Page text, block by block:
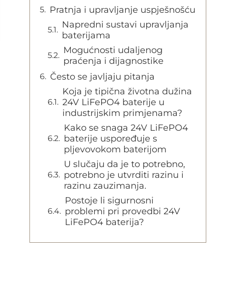
Pratnja i upravljanje uspješnošću
Napredni sustavi upravljanja
baterijama
Mogućnosti udaljenog
praćenja i dijagnostike
Često se javljaju pitanja
Koja je tipična životna dužina
24V LiFePO4 baterije u
industrijskim primjenama?
Kako se snaga 24V LiFePO4
baterije uspoređuje s
pljevovokom baterijom
U slučaju da je to potrebno,
potrebno je utvrditi razinu i
razinu zauzimanja.
Postoje li sigurnosni
problemi pri provedbi 24V
LiFePO4 baterija?